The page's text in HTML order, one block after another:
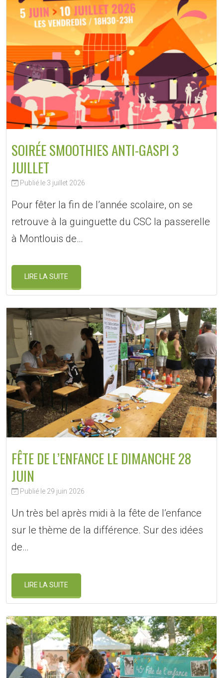
SOIRÉE SMOOTHIES ANTI-GASPI 3
JUILLET
Publié le 3 juillet 2026
Pour fêter la fin de l’année scolaire, on se
retrouve à la guinguette du CSC la passerelle
à Montlouis de…
LIRE LA SUITE
FÊTE DE L’ENFANCE LE DIMANCHE 28
JUIN
Publié le 29 juin 2026
Un très bel après midi à la fête de l’enfance
sur le thème de la différence. Sur des idées
de…
LIRE LA SUITE